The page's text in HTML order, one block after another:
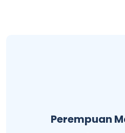
Perempuan